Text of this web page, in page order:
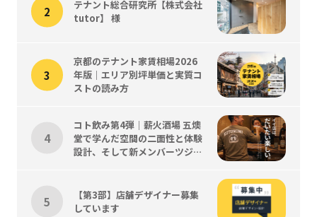
テナント総合研究所【株式会社
tutor】 様
京都のテナント家賃相場2026
年版｜エリア別坪単価と実質コ
ストの読み方
コト飲み第4弾｜薪火酒場 五燠
堂で学んだ空間の二面性と体験
設計、そして新メンバーツジく
【第3部】店舗デザイナー募集
しています